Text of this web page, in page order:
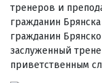
тренеров и
гражданин
гражданин
заслуженный
приветственным